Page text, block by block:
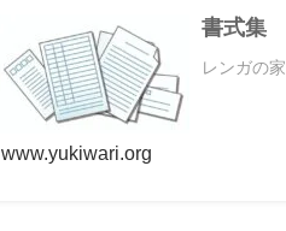
書式集
レンガの家
www.yukiwari.org